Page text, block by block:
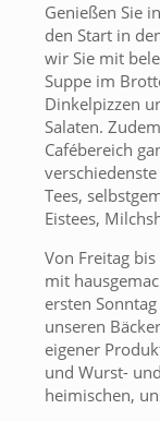
Genießen Sie
den Start in
wir Sie mit
Suppe im
Dinkelpizzen
Salaten.
Cafébereich
Tees,
Eistees,
Von Freitag
mit
ersten
unseren
eigener
und Wurst-
heimischen,